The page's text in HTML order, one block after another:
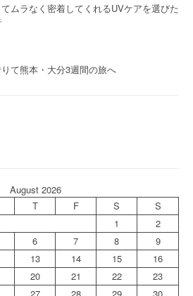
ムラなく密着してくれるUVケアを選びた
て熊本・大分3週間の旅へ
August 2026
T F S
S
1
2
6 7 8
9
13 14 15
16
20 21 22
23